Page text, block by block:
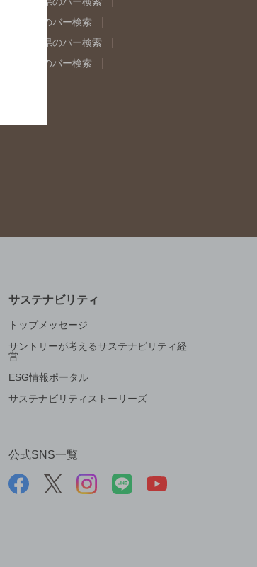
奈良県のバー検索
島根県のバー検索
佐賀県のバー検索
サステナビリティ
トップメッセージ
サントリーが考えるサステナビリティ経
営
ESG情報ポータル
サステナビリティストーリーズ
公式SNS一覧